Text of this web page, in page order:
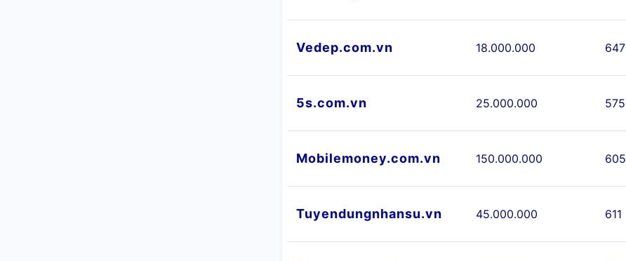
Vedep.com.vn 18.000.000 647
5s.com.vn 25.000.000 575
Mobilemoney.com.vn 150.000.000 605
Tuyendungnhansu.vn 45.000.000 611